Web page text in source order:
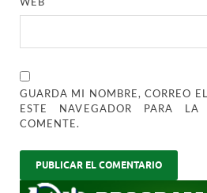
GUARDA MI NOMBRE, CORREO
ESTE NAVEGADOR PARA
COMENTE.